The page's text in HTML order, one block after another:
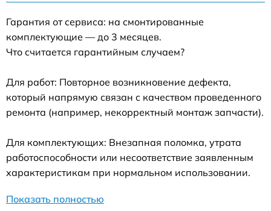
Гарантия от сервиса: на смонтированные
комплектующие — до 3 месяцев.
Что считается гарантийным случаем?
Для работ: Повторное возникновение дефекта,
который напрямую связан с качеством проведенного
ремонта (например, некорректный монтаж запчасти).
Для комплектующих: Внезапная поломка, утрата
работоспособности или несоответствие заявленным
характеристикам при нормальном использовании.
Показать полностью